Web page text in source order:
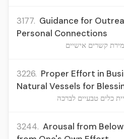
3177. Guidance for
Personal Connections
קשרים אישיים
3226. Proper Effort in
Natural Vessels for
כלים טבעיים לברכה
3244. Arousal from